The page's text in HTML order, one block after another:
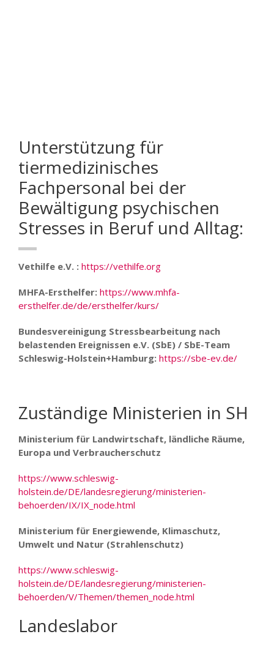
Unterstützung für
tiermedizinisches
Fachpersonal bei der
Bewältigung psychischen
Stresses in Beruf und Alltag:
Vethilfe e.V. : https://vethilfe.org
MHFA-Ersthelfer: https://www.mhfa-
ersthelfer.de/de/ersthelfer/kurs/
Bundesvereinigung Stressbearbeitung nach
belastenden Ereignissen e.V. (SbE) / SbE-Team
Schleswig-Holstein+Hamburg: https://sbe-ev.de/
Zuständige Ministerien in SH
Ministerium für Landwirtschaft, ländliche Räume,
Europa und Verbraucherschutz
https://www.schleswig-
holstein.de/DE/landesregierung/ministerien-
behoerden/IX/IX_node.html
Ministerium für Energiewende, Klimaschutz,
Umwelt und Natur (Strahlenschutz)
https://www.schleswig-
holstein.de/DE/landesregierung/ministerien-
behoerden/V/Themen/themen_node.html
Landeslabor